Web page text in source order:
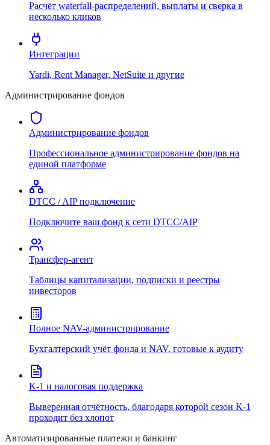
Расчёт waterfall-распределений, выплаты и сверка в
несколько кликов
Интеграции
Yardi, Rent Manager, NetSuite и другие
Администрирование фондов
Администрирование фондов
Профессиональное администрирование фондов на
единой платформе
DTCC / AIP подключение
Подключите ваш фонд к сети DTCC/AIP
Трансфер-агент
Таблицы капитализации, подписки и реестры
инвесторов
Полное NAV-администрирование
Бухгалтерский учёт фонда и NAV, готовые к аудиту
K-1 и налоговая поддержка
Выверенная отчётность, благодаря которой сезон K-1
проходит без хлопот
Автоматизированные платежи и банкинг